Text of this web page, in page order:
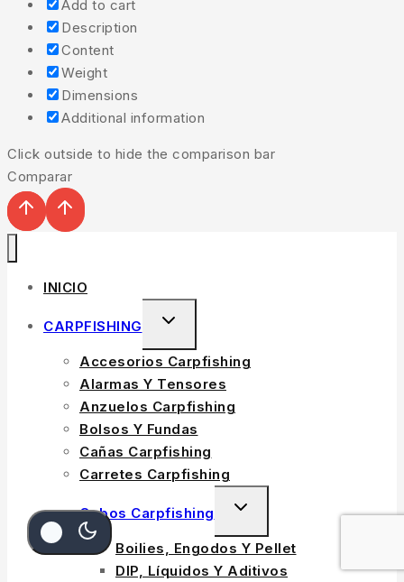
Add to cart
Description
Content
Weight
Dimensions
Additional information
Click outside to hide the comparison bar
Comparar
INICIO
CARPFISHING
TOGGLE
CHILD
MENU
Accesorios Carpfishing
Alarmas Y Tensores
Anzuelos Carpfishing
Bolsos Y Fundas
Cañas Carpfishing
Carretes Carpfishing
Cebos Carpfishing
TOGGLE
CHILD
MENU
Boilies, Engodos Y Pellet
DIP, Líquidos Y Aditivos